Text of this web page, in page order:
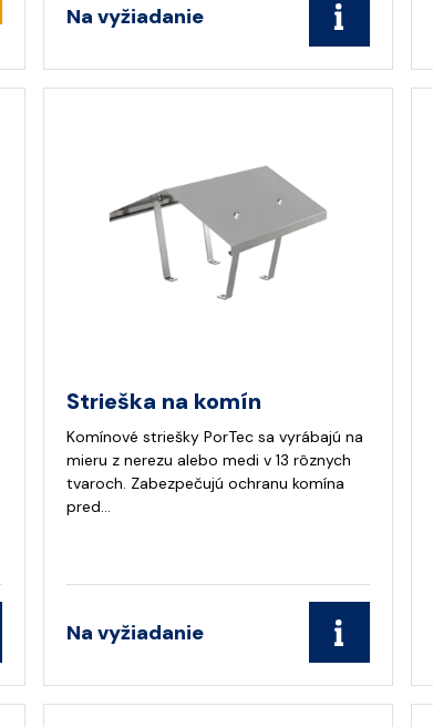
Na vyžiadanie
Strieška na komín
Komínové striešky PorTec sa vyrábajú na
mieru z nerezu alebo medi v 13 rôznych
tvaroch. Zabezpečujú ochranu komína
pred…
Na vyžiadanie